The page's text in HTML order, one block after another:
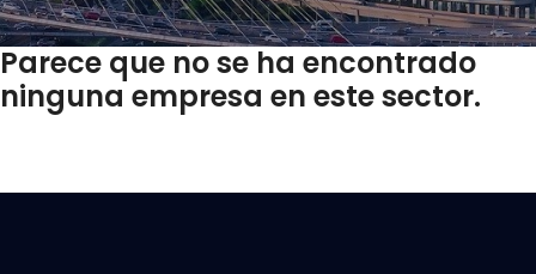
Parece que no se ha encontrado
ninguna empresa en este sector.